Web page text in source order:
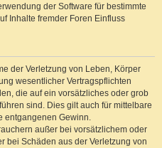
der Software für bestimmte
Inhalte fremder Foren Einfluss
der Verletzung von Leben, Körper
wesentlicher Vertragspflichten
die auf ein vorsätzliches oder grob
sind. Dies gilt auch für mittelbare
entgangenen Gewinn.
außer bei vorsätzlichem oder
bei Schäden aus der Verletzung von